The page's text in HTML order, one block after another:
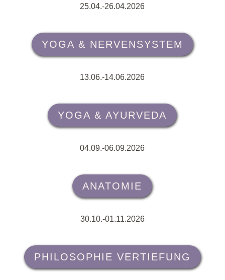
25.04.-26.04.2026
YOGA & NERVENSYSTEM
13.06.-14.06.2026
YOGA & AYURVEDA
04.09.-06.09.2026
ANATOMIE
30.10.-01.11.2026
PHILOSOPHIE VERTIEFUNG